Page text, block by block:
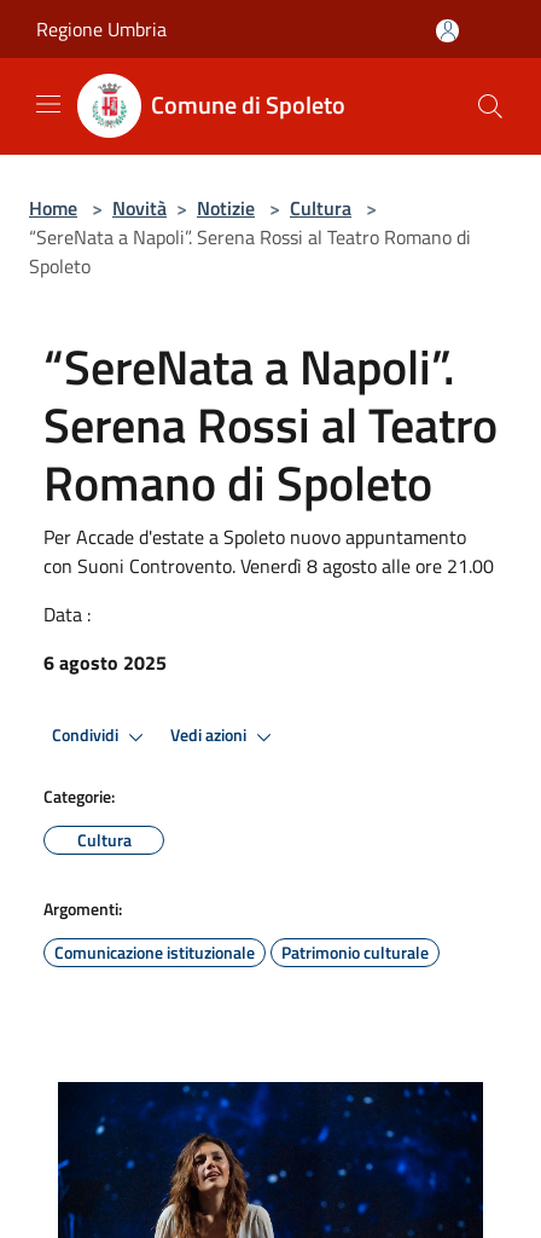
Regione Umbria
Comune di Spoleto
Home > Novità > Notizie > Cultura >
“SereNata a Napoli”. Serena Rossi al Teatro Romano di
Spoleto
“SereNata a Napoli”.
Serena Rossi al Teatro
Romano di Spoleto
Per Accade d'estate a Spoleto nuovo appuntamento
con Suoni Controvento. Venerdì 8 agosto alle ore 21.00
Data :
6 agosto 2025
Condividi Vedi azioni
Categorie:
Cultura
Argomenti:
Comunicazione istituzionale
Patrimonio culturale